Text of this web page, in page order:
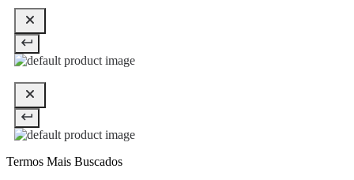
Termos Mais Buscados